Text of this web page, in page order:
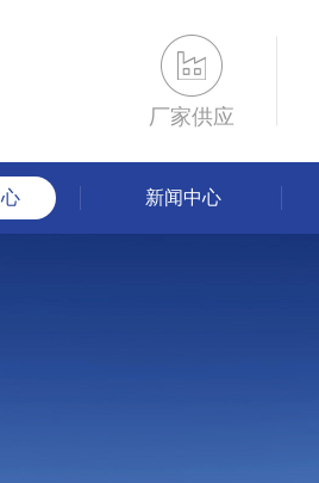
厂家供应
新闻中心